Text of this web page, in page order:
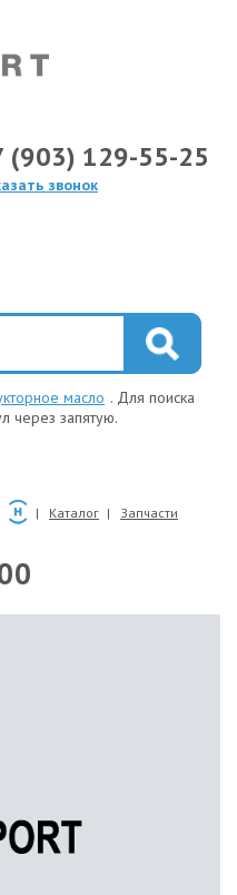
(903) 129-55-25
звонок
масло . Для поиска
через запятую.
Каталог Запчасти